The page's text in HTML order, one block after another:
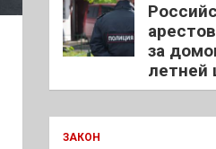
за
летней
ЗАКОН